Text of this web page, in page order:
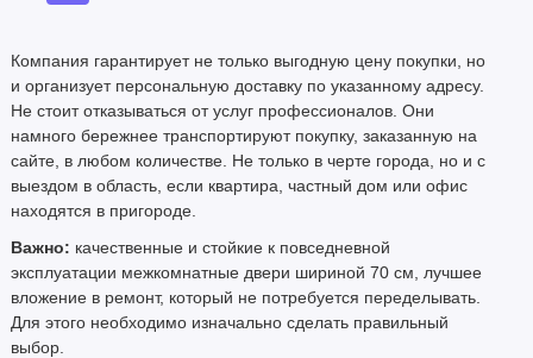
Компания гарантирует не только выгодную цену покупки, но
и организует персональную доставку по указанному адресу.
Не стоит отказываться от услуг профессионалов. Они
намного бережнее транспортируют покупку, заказанную на
сайте, в любом количестве. Не только в черте города, но и с
выездом в область, если квартира, частный дом или офис
находятся в пригороде.
Важно: качественные и стойкие к повседневной
эксплуатации межкомнатные двери шириной 70 см, лучшее
вложение в ремонт, который не потребуется переделывать.
Для этого необходимо изначально сделать правильный
выбор.